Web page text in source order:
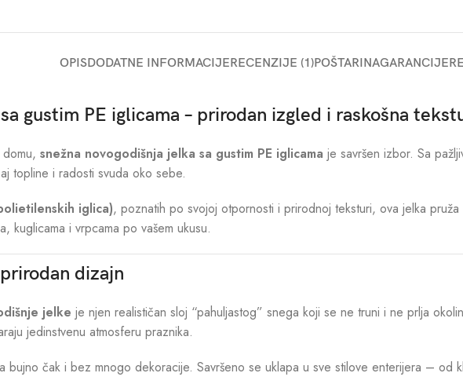
OPISDODATNE INFORMACIJERECENZIJE (1)POŠTARINAGARANCIJE
gustim PE iglicama – prirodan izgled i raskošna
snežna novogodišnja jelka sa gustim PE iglicama je savršen izbor. Sa
topline i radosti svuda oko sebe.
iglica), poznatih po svojoj otpornosti i prirodnoj teksturi, ova jelka
kuglicama i vrpcama po vašem ukusu.
dizajn
jelke je njen realističan sloj “pahuljastog” snega koji se ne truni i ne prlja
jedinstvenu atmosferu praznika.
bujno čak i bez mnogo dekoracije. Savršeno se uklapa u sve stilove enterijera – od